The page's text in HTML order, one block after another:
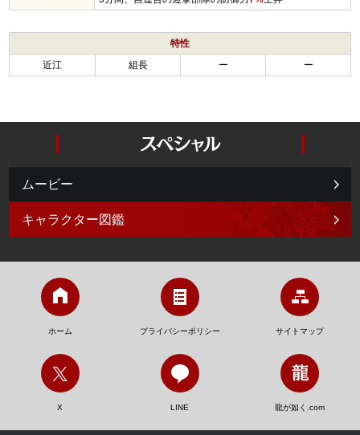
特性
近江
組長 ー ー
ムービー
キャラクター図鑑
ホーム プライバシーポリシー サイトマップ
X LINE 龍が如く.com